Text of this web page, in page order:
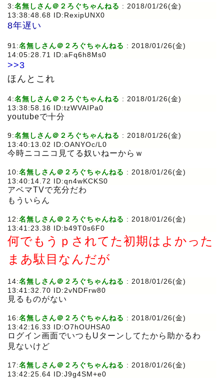
3:名無しさん＠２ろぐちゃんねる : 2018/01/26(金)
13:38:48.68 ID:RexipUNX0
8年遅い
91:名無しさん＠２ろぐちゃんねる : 2018/01/26(金)
14:05:28.71 ID:aFq6h8Ms0
>>3
ほんとこれ
4:名無しさん＠２ろぐちゃんねる : 2018/01/26(金)
13:38:58.16 ID:tzWVAIPa0
youtubeで十分
9:名無しさん＠２ろぐちゃんねる : 2018/01/26(金)
13:40:13.02 ID:OANYOc/L0
今時ニコニコ見てる奴いねーからｗ
10:名無しさん＠２ろぐちゃんねる : 2018/01/26(金)
13:40:14.72 ID:qn4wKCKS0
アベマTVで充分だわ
もういらん
12:名無しさん＠２ろぐちゃんねる : 2018/01/26(金)
13:41:23.38 ID:b49T0s6F0
何でもうｐされてた初期はよかった
まあ駄目なんだが
14:名無しさん＠２ろぐちゃんねる : 2018/01/26(金)
13:41:32.70 ID:2vNDFrw80
見るものがない
16:名無しさん＠２ろぐちゃんねる : 2018/01/26(金)
13:42:16.33 ID:O7hOUHSA0
ログイン画面でいつもUターンしてたから助かるわ
見ないけど
17:名無しさん＠２ろぐちゃんねる : 2018/01/26(金)
13:42:25.64 ID:J9g4SM+e0